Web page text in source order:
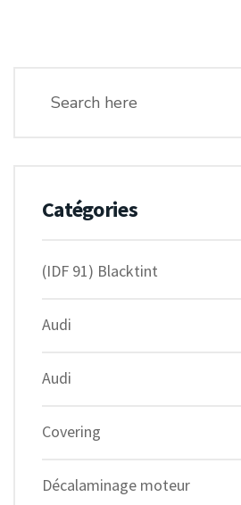
Catégories
(IDF 91) Blacktint
Audi
Audi
Covering
Décalaminage moteur